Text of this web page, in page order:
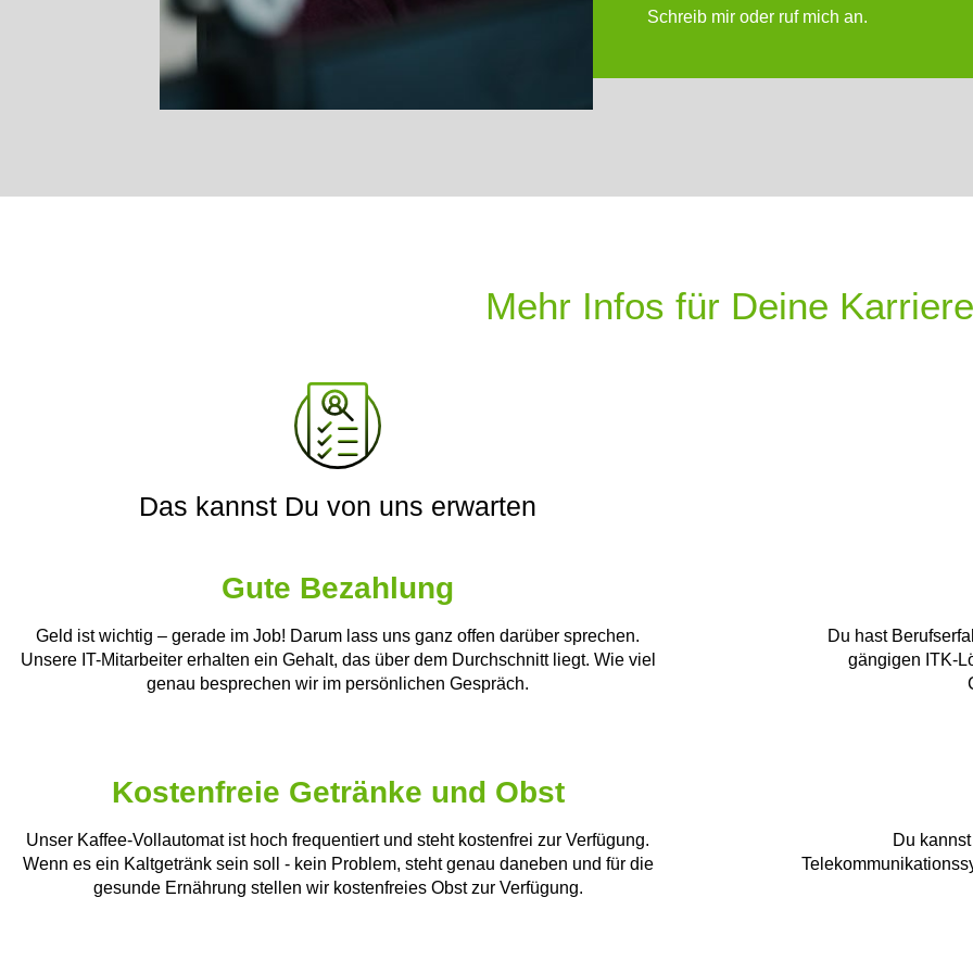
Schreib mir oder ruf mich an.
Mehr Infos für Deine Karriere
Das kannst Du von uns erwarten
Gute Bezahlung
Geld ist wichtig – gerade im Job! Darum lass uns ganz offen darüber sprechen.
Unsere IT-Mitarbeiter erhalten ein Gehalt, das über dem Durchschnitt liegt. Wie viel
genau besprechen wir im persönlichen Gespräch.
Kostenfreie Getränke und Obst
Unser Kaffee-Vollautomat ist hoch frequentiert und steht kostenfrei zur Verfügung.
Wenn es ein Kaltgetränk sein soll - kein Problem, steht genau daneben und für die
gesunde Ernährung stellen wir kostenfreies Obst zur Verfügung.
Du hast
gängigen ITK-
Du